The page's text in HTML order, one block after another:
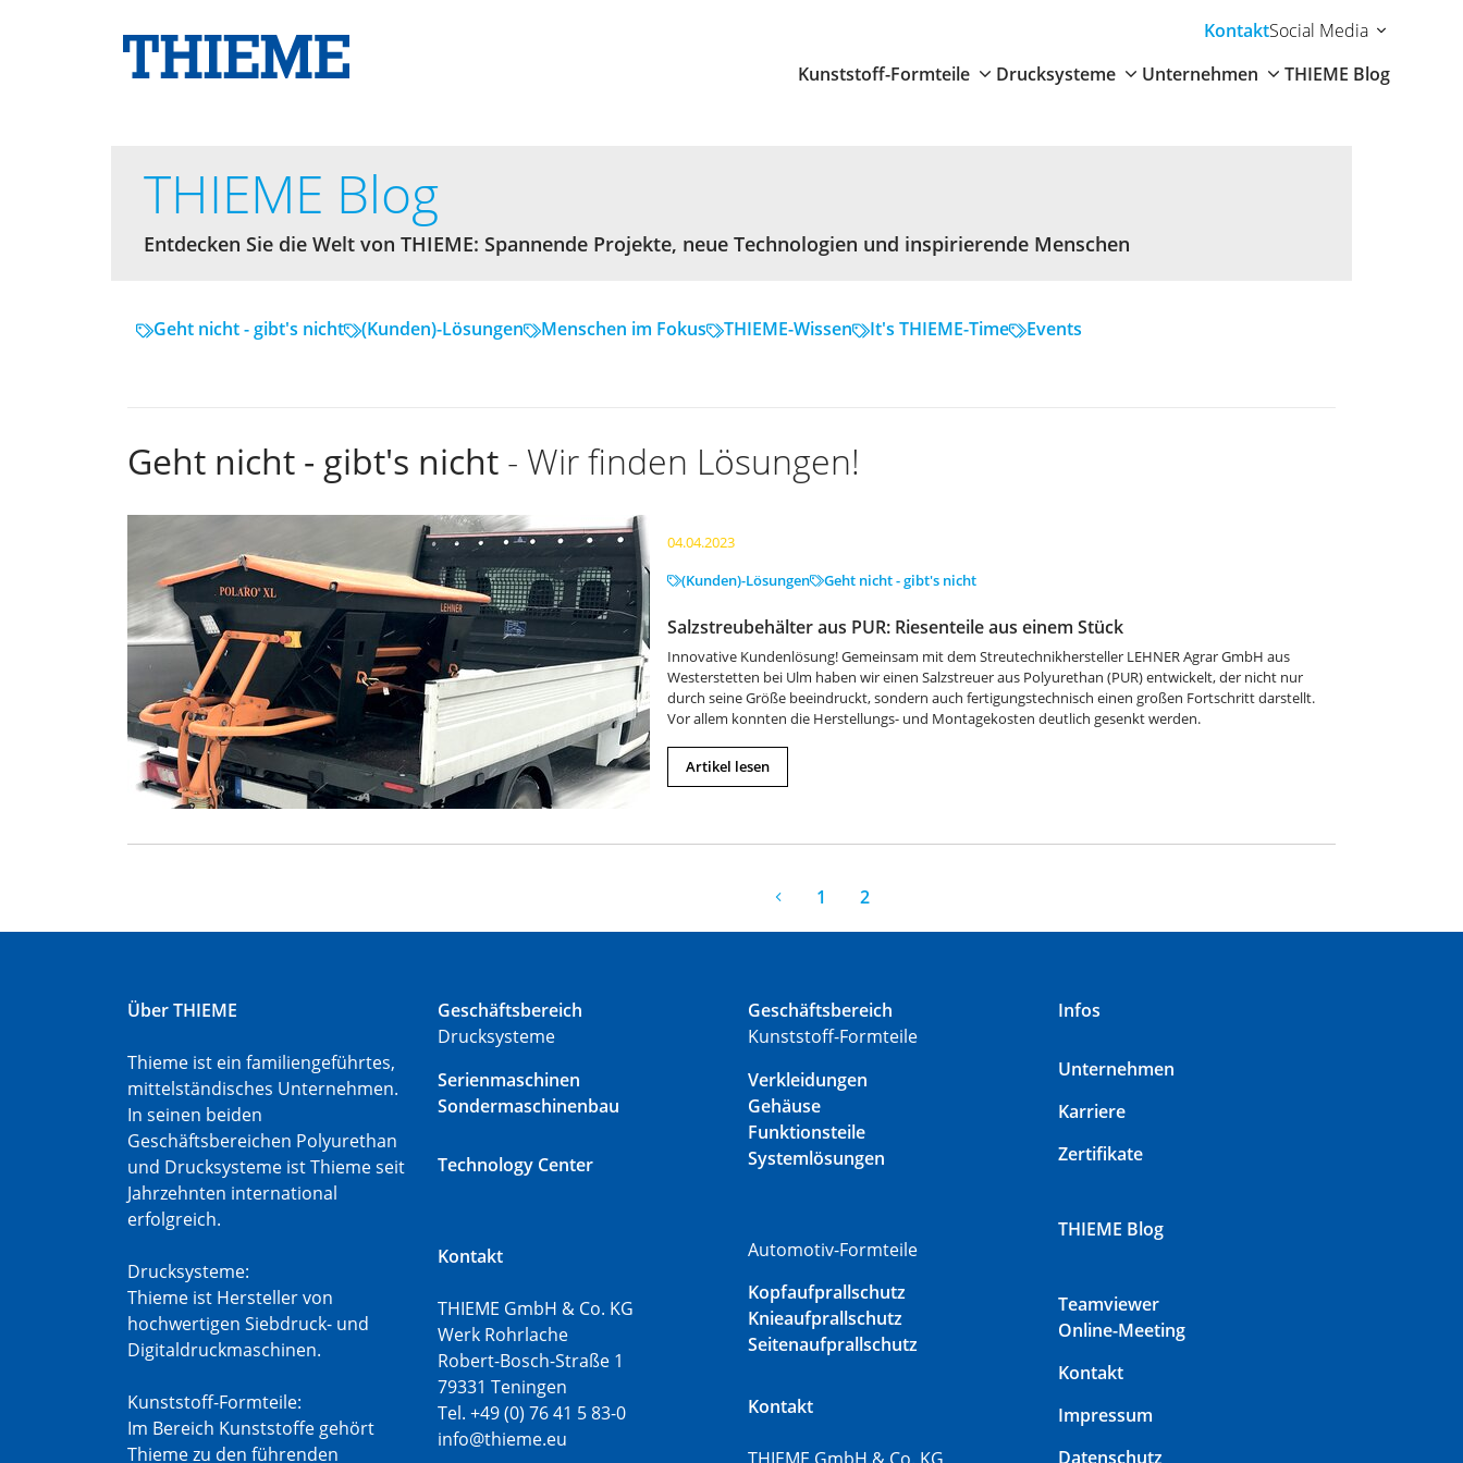
Kunststoff-Formteile Drucksysteme Unternehmen THIEME Blog
KontaktSocial Media
THIEME Blog
Entdecken Sie die Welt von THIEME: Spannende Projekte, neue Technologien und inspirierende Menschen
Geht nicht - gibt's nicht (Kunden)-Lösungen Menschen im Fokus THIEME-Wissen It's THIEME-Time Events
Geht nicht - gibt's nicht - Wir finden Lösungen!
Salzstreubehälter aus PUR: Riesenteile aus einem Stück
04.04.2023
(Kunden)-Lösungen
Geht nicht - gibt's nicht
Innovative Kundenlösung! Gemeinsam mit dem Streutechnikhersteller LEHNER Agrar GmbH aus
Westerstetten bei Ulm haben wir einen Salzstreuer aus Polyurethan (PUR) entwickelt, der nicht nur
durch seine Größe beeindruckt, sondern auch fertigungstechnisch einen großen Fortschritt darstellt.
Vor allem konnten die Herstellungs- und Montagekosten deutlich gesenkt werden.
Artikel lesen
1 2
Über THIEME
Thieme ist ein familiengeführtes,
mittelständisches Unternehmen.
In seinen beiden
Geschäftsbereichen Polyurethan
und Drucksysteme ist Thieme seit
Jahrzehnten international
erfolgreich.
Drucksysteme:
Thieme ist Hersteller von
hochwertigen Siebdruck- und
Digitaldruckmaschinen.
Kunststoff-Formteile:
Im Bereich Kunststoffe gehört
Thieme zu den führenden
Geschäftsbereich
Drucksysteme
Serienmaschinen
Sondermaschinenbau
Technology Center
Kontakt
THIEME GmbH & Co. KG
Werk Rohrlache
Robert-Bosch-Straße 1
79331 Teningen
Tel. +49 (0) 76 41 5 83-0
info@thieme.eu
Geschäftsbereich
Kunststoff-Formteile
Verkleidungen
Gehäuse
Funktionsteile
Systemlösungen
Automotiv-Formteile
Kopfaufprallschutz
Knieaufprallschutz
Seitenaufprallschutz
Kontakt
Infos
Unternehmen
Karriere
Zertifikate
THIEME Blog
Teamviewer
Online-Meeting
Kontakt
Impressum
Datenschutz